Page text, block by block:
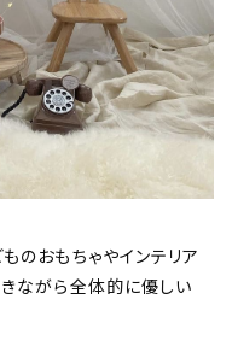
のおもちゃやインテリア
ながら全体的に優しい